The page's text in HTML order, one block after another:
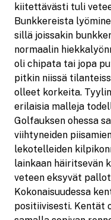
kiitettävästi tuli
Bunkkereista
sillä joissakin
normaalin
oli chipata tai jopa
pitkin niissä
olleet korkeita.
erilaisia malleja
Golfauksen ohessa
viihtyneiden
lekotelleiden
lainkaan häiritsevän
veteen eksyvät
Kokonaisuudessa
positiivisesti. Kentät